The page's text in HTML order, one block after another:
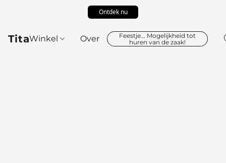
Ontdek nu
TitaWinkel Over
Feestje... Mogelijkheid tot
huren van de zaak!